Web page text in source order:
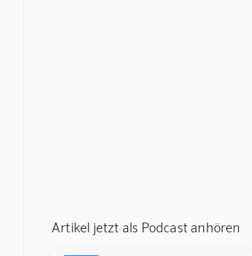
Artikel jetzt als Podcast anhören